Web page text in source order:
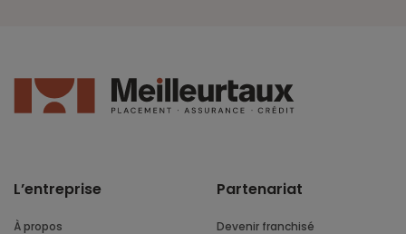
L’entreprise
À propos
Partenariat
Devenir franchisé